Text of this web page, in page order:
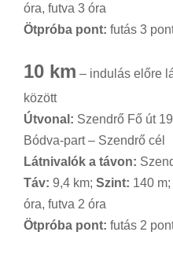
óra, futva 3 óra
Ötpróba pont: futás 3
10 km – indulás előre
között
Útvonal: Szendrő Fő út
Bódva-part – Szendrő cél
Látnivalók a távon:
Táv: 9,4 km; Szint: 140 m;
óra, futva 2 óra
Ötpróba pont: futás 2